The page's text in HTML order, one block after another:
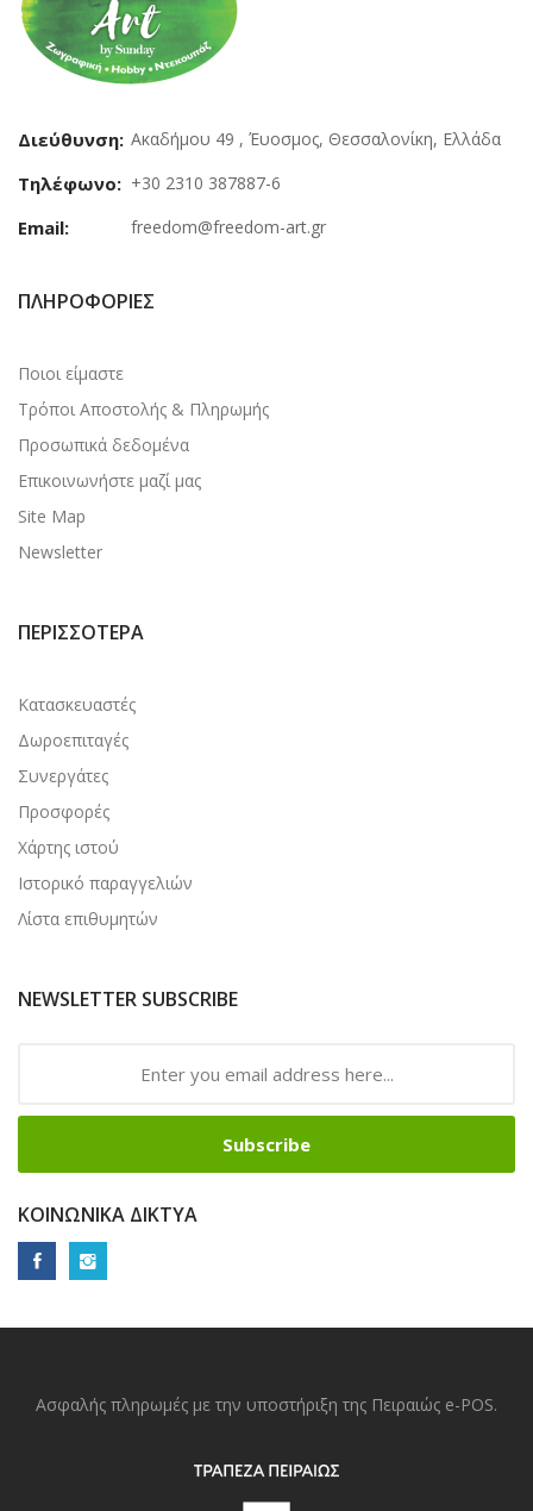
Διεύθυνση: Ακαδήμου 49 , Έυοσμος, Θεσσαλονίκη, Ελλάδα
Τηλέφωνο: +30 2310 387887-6
Email: freedom@freedom-art.gr
ΠΛΗΡΟΦΟΡΊΕΣ
Ποιοι είμαστε
Τρόποι Αποστολής & Πληρωμής
Προσωπικά δεδομένα
Επικοινωνήστε μαζί μας
Site Map
Newsletter
ΠΕΡΙΣΣΌΤΕΡΑ
Κατασκευαστές
Δωροεπιταγές
Συνεργάτες
Προσφορές
Χάρτης ιστού
Ιστορικό παραγγελιών
Λίστα επιθυμητών
NEWSLETTER SUBSCRIBE
Subscribe
ΚΟΙΝΩΝΙΚΆ ΔΊΚΤΥΑ
Ασφαλής πληρωμές με την υποστήριξη της Πειραιώς e-POS.